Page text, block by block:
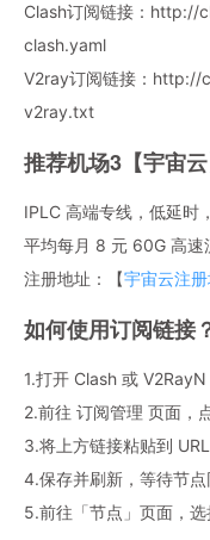
Clash订阅链接：
clash.yaml
V2ray订阅链接：
v2ray.txt
推荐机场3【宇宙云
IPLC 高端专线，低延时
平均每月 8 元 60G 高速
注册地址：【宇宙云注
如何使用订阅链接
1.打开 Clash 或
2.前往 订阅管理 页面，
3.将上方链接粘贴到
4.保存并刷新，等待节
5.前往「节点」页面，